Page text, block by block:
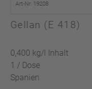
Art-Nr. 19208
Gellan (E 418)
0,400 kg/l Inhalt
1 / Dose
Spanien